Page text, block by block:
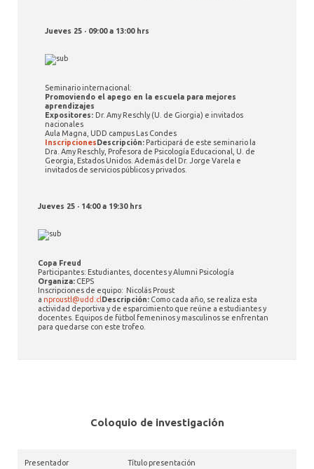
Jueves 25 · 09:00 a 13:00 hrs
Seminario internacional:
Promoviendo el apego en la escuela para mejores
aprendizajes
Expositores: Dr. Amy Reschly (U. de Giorgia) e invitados
nacionales
Aula Magna, UDD campus Las Condes
InscripcionesDescripción: Participará de este seminario la
Dra. Amy Reschly, Profesora de Psicología Educacional, U. de
Georgia, Estados Unidos. Además del Dr. Jorge Varela e
invitados de servicios públicos y privados.
Jueves 25 · 14:00 a 19:30 hrs
Copa Freud
Participantes: Estudiantes, docentes y Alumni Psicología
Organiza: CEPS
Inscripciones de equipo: Nicolás Proust
a nproustl@udd.clDescripción: Como cada año, se realiza esta
actividad deportiva y de esparcimiento que reúne a estudiantes y
docentes. Equipos de fútbol femeninos y masculinos se enfrentan
para quedarse con este trofeo.
Coloquio de investigación
Presentador Título presentación